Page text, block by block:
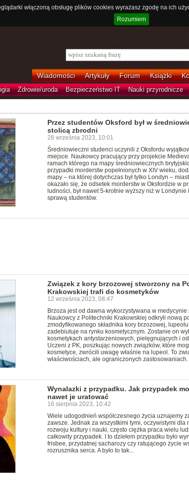
włączoną obsługę plików cookies wyrażasz zgodę na ich
Rozumiem
Wiadomości Artykuły Forum Książki
Zdrowie/uroda Bezpieczeństwo IT Nauki przyrodnicze
Przez studentów Oksford był w
stolicą zbrodni
28 września 2023, 10:01
Średniowieczni studenci uczynili z Oksfordu
miejsce. Naukowcy pracujący przy projekcie
ramach którego na mapy średniowiecznych
przypadki morderstw popełnionych w XIV wieku,
mapy – na której dotychczas był tylko Londyn –
okazało się, że odsetek morderstw w Oksfordzie w
ludności, był nawet 5-krotnie wyższy niż w Londynie
sprawą studentów.
Związek z kory brzozowej stworzony na
Krakowskiej trafi do kosmetyków
12 września 2023, 08:47
Brzoza jest od dawna wykorzystywana w
Naukowcy z Politechniki Krakowskiej odkryli nową
zmodyfikowanego składnika kory brzozowej,
zadebiutuje na rynku kosmetycznym. Zostanie on
kosmetykach antystarzeniowych, pielęgnujących i
Uczeni z PK, poszkując nowych związków, które
kosmetyce, zwrócili uwagę właśnie na lupeol. To
właściwościach, ale ograniczonych zastosowaniach.
Wynalazki z przypadku. Jak przypadek
nawet je uratować
16 sierpnia 2023, 10:42
Wiele udogodnień współczesnego życia uznajemy
zawsze. Jednak za wszystkimi tymi, oczywistymi dla
rozwoju kultury i nauki, często ciężka praca wielu
całkowity przypadek. I to dziełem przypadku było
frisbee, przydatnej sacharozy czy ratującego życie
rozrusznika serca. A było to tak...